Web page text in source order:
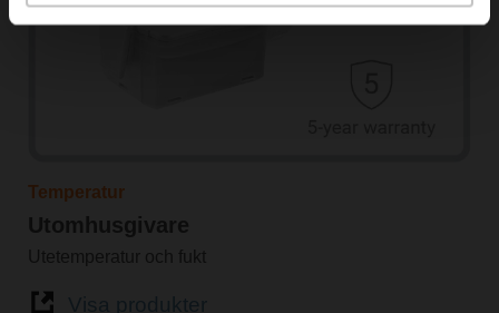
Temperatur
Utomhusgivare
Utetemperatur och fukt